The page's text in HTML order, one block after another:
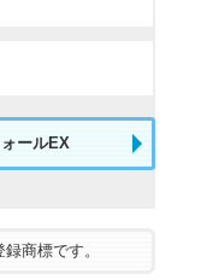
ールEX
商標です。